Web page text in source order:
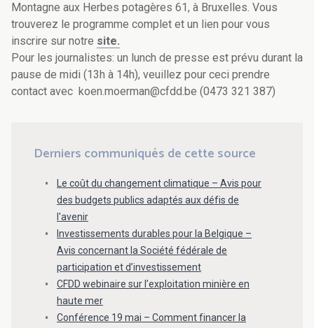
Montagne aux Herbes potagères 61, à Bruxelles. Vous
trouverez le programme complet et un lien pour vous
inscrire sur notre site.
Pour les journalistes: un lunch de presse est prévu durant la
pause de midi (13h à 14h), veuillez pour ceci prendre
contact avec koen.moerman@cfdd.be (0473 321 387)
Derniers communiqués de cette source
Le coût du changement climatique – Avis pour
des budgets publics adaptés aux défis de
l'avenir
Investissements durables pour la Belgique –
Avis concernant la Société fédérale de
participation et d’investissement
CFDD webinaire sur l’exploitation minière en
haute mer
Conférence 19 mai – Comment financer la